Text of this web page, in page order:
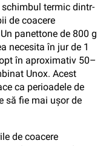
schimbul termic dintr-
de coacere
panettone de 800 g
necesita în jur de 1
în aproximativ 50–
Unox. Acest
ca perioadele de
să fie mai ușor de
de coacere